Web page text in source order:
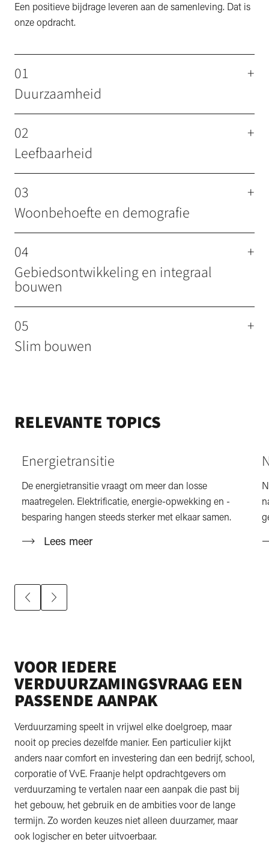
Een positieve bijdrage leveren aan de samenleving. Dat is
onze opdracht.
01
+
Duurzaamheid
02
+
Leefbaarheid
03
+
Woonbehoefte en demografie
04
+
Gebiedsontwikkeling en integraal
bouwen
05
+
Slim bouwen
RELEVANTE TOPICS
Energietransitie
De energietransitie vraagt om meer dan losse
maatregelen. Elektrificatie, energie-opwekking en -
besparing hangen steeds sterker met elkaar samen.
Lees meer
VOOR IEDERE
VERDUURZAMINGSVRAAG EEN
PASSENDE AANPAK
Verduurzaming speelt in vrijwel elke doelgroep, maar
nooit op precies dezelfde manier. Een particulier kijkt
anders naar comfort en investering dan een bedrijf, school,
corporatie of VvE. Fraanje helpt opdrachtgevers om
verduurzaming te vertalen naar een aanpak die past bij
het gebouw, het gebruik en de ambities voor de lange
termijn. Zo worden keuzes niet alleen duurzamer, maar
ook logischer en beter uitvoerbaar.